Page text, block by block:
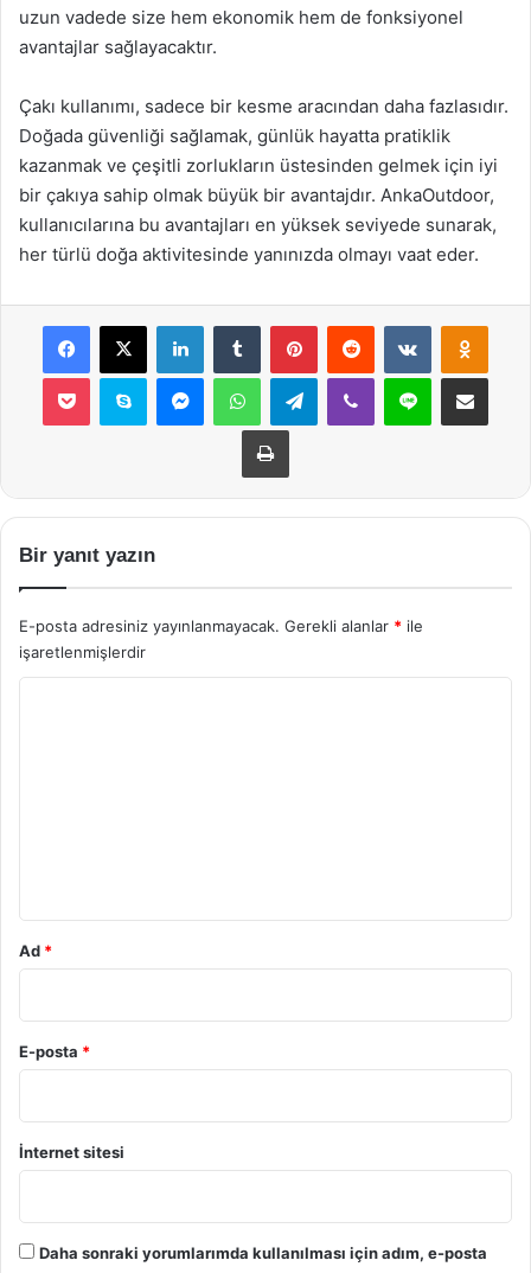
uzun vadede size hem ekonomik hem de fonksiyonel
avantajlar sağlayacaktır.
Çakı kullanımı, sadece bir kesme aracından daha fazlasıdır.
Doğada güvenliği sağlamak, günlük hayatta pratiklik
kazanmak ve çeşitli zorlukların üstesinden gelmek için iyi
bir çakıya sahip olmak büyük bir avantajdır. AnkaOutdoor,
kullanıcılarına bu avantajları en yüksek seviyede sunarak,
her türlü doğa aktivitesinde yanınızda olmayı vaat eder.
Facebook
X LinkedInTumblr PinterestReddit VKontakte
Pocket Skype MessengerWhatsAppTelegramViber Line E-Posta ile
Yazdır
Bir yanıt yazın
E-posta adresiniz yayınlanmayacak. Gerekli alanlar * ile
işaretlenmişlerdir
Ad *
E-posta *
İnternet sitesi
Daha sonraki yorumlarımda kullanılması için adım, e-posta